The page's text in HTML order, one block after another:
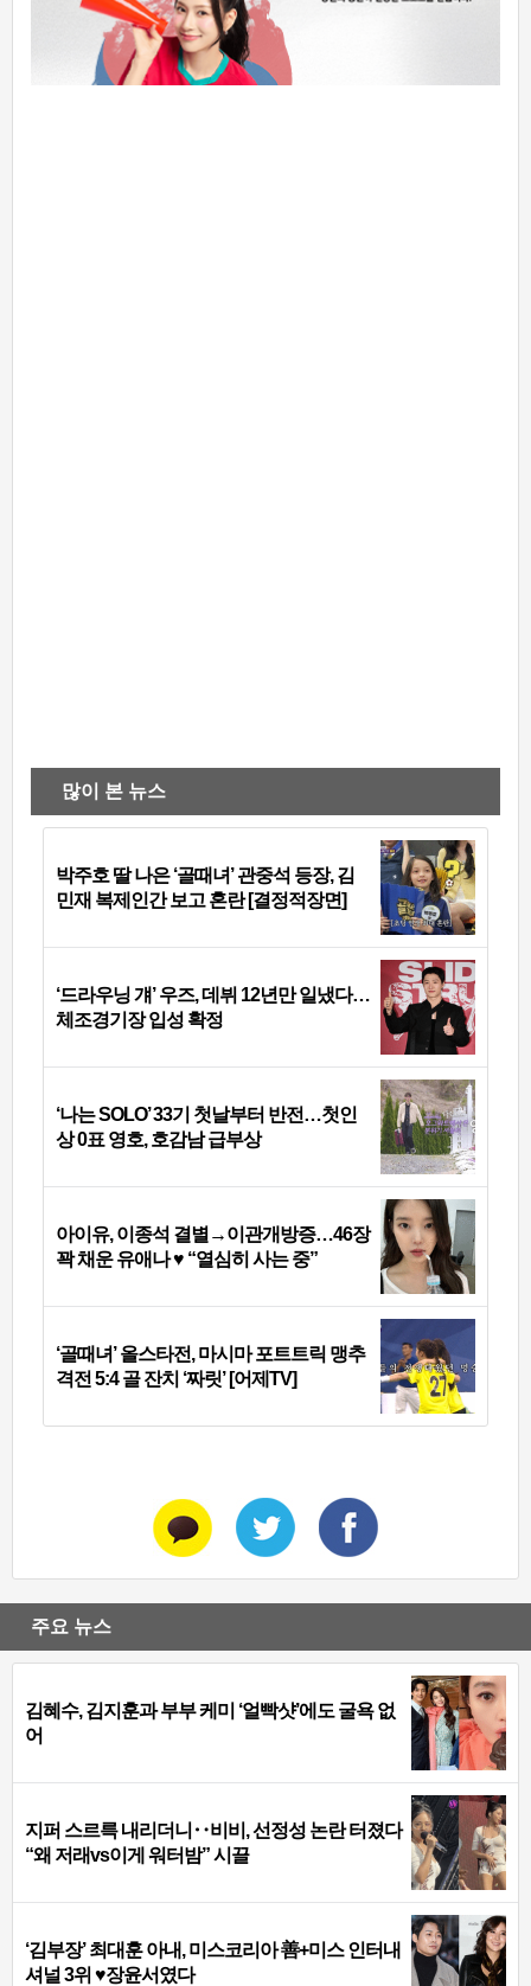
많이 본 뉴스
박주호 딸 나은 ‘골때녀’ 관중석 등장, 김
민재 복제인간 보고 혼란 [결정적장면]
‘드라우닝 걔’ 우즈, 데뷔 12년만 일냈다…
체조경기장 입성 확정
‘나는 SOLO’ 33기 첫날부터 반전…첫인
상 0표 영호, 호감남 급부상
아이유, 이종석 결별→이관개방증…46장
꽉 채운 유애나 ♥ “열심히 사는 중”
‘골때녀’ 올스타전, 마시마 포트트릭 맹추
격전 5:4 골 잔치 ‘짜릿’ [어제TV]
주요 뉴스
김혜수, 김지훈과 부부 케미 ‘얼빡샷’에도 굴욕 없
어
지퍼 스르륵 내리더니‥비비, 선정성 논란 터졌다
“왜 저래vs이게 워터밤” 시끌
‘김부장’ 최대훈 아내, 미스코리아 善+미스 인터내
셔널 3위 ♥장윤서였다